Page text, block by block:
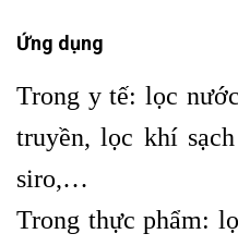
Ứng dụng
Trong y tế: lọc
truyền, lọc khí
siro,…
Trong thực phẩm: